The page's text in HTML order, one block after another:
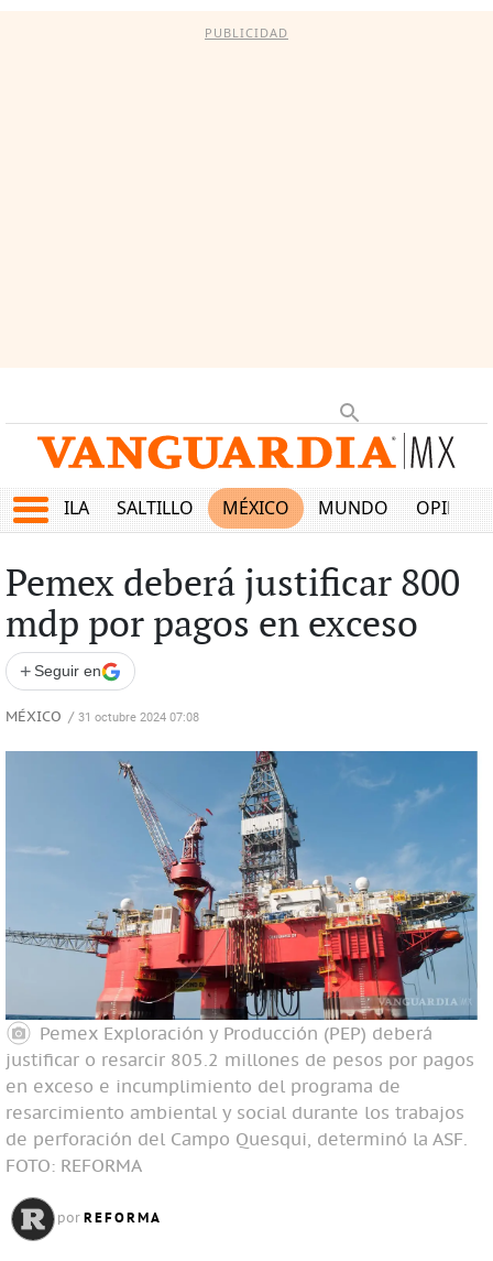
PUBLICIDAD
COAHUILA SALTILLO MÉXICO MUNDO OPINIÓN
Pemex deberá justificar 800
mdp por pagos en exceso
+ Seguir en
MÉXICO / 31 octubre 2024 07:08
Pemex Exploración y Producción (PEP) deberá
justificar o resarcir 805.2 millones de pesos por pagos
en exceso e incumplimiento del programa de
resarcimiento ambiental y social durante los trabajos
de perforación del Campo Quesqui, determinó la ASF.
FOTO: REFORMA
por REFORMA